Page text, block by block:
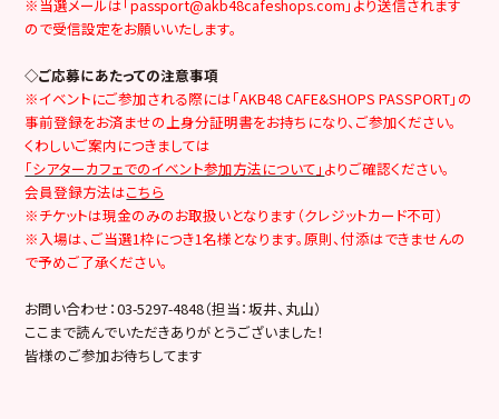
※当選メールは「passport@akb48cafeshops.com」より送信されます
ので受信設定をお願いいたします。
◇ご応募にあたっての注意事項
※イベントにご参加される際には「AKB48 CAFE&SHOPS PASSPORT」の
事前登録をお済ませの上身分証明書をお持ちになり、ご参加ください。
くわしいご案内につきましては
「シアターカフェでのイベント参加方法について」 よりご確認ください。
会員登録方法はこちら
※チケットは現金のみのお取扱いとなります（クレジットカード不可）
※入場は、ご当選1枠につき1名様となります。原則、付添はできませんの
で予めご了承ください。
お問い合わせ：03-5297-4848（担当：坂井、丸山）
ここまで読んでいただきありがとうございました！
皆様のご参加お待ちしてます